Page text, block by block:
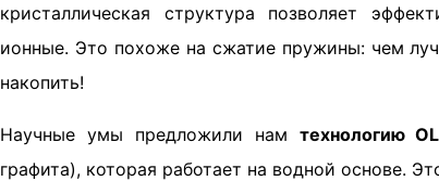
кристаллическая структура позволяет
ионные. Это похоже на сжатие пружины: чем
накопить!
Научные умы предложили нам технологию
графита), которая работает на водной основе.